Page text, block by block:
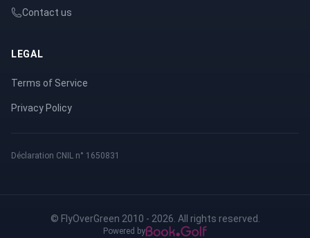
Contact us
LEGAL
Terms of Service
Privacy Policy
Déclaration CNIL n° 1650831
© FlyOverGreen 2010 - 2026. All rights reserved.
Powered by